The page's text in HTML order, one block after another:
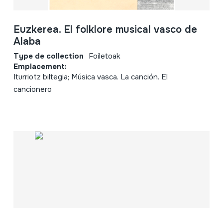
Euzkerea. El folklore musical vasco de
Alaba
Type de collection Foiletoak
Emplacement:
Iturriotz biltegia; Música vasca. La canción. El
cancionero